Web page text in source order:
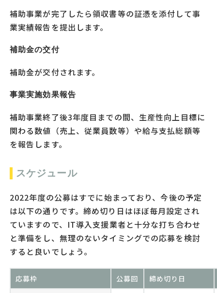
補助事業が完了したら領収書等の証憑を添付して事
業実績報告を提出します。
補助金の交付
補助金が交付されます。
事業実施効果報告
補助事業終了後3年度目までの間、生産性向上目標に
関わる数値（売上、従業員数等）や給与支払総額等
を報告します。
スケジュール
2022年度の公募はすでに始まっており、今後の予定
は以下の通りです。締め切り日はほぼ毎月設定され
ていますので、IT導入支援業者と十分な打ち合わせ
と準備をし、無理のないタイミングでの応募を検討
すると良いでしょう。
応募枠 公募回 締め切り日